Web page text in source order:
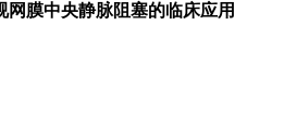
网膜中央静脉阻塞的临床应用